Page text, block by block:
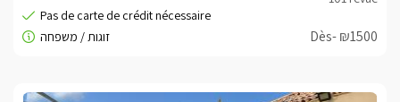
Dès- ₪1500